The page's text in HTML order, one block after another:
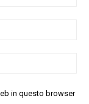
in questo browser